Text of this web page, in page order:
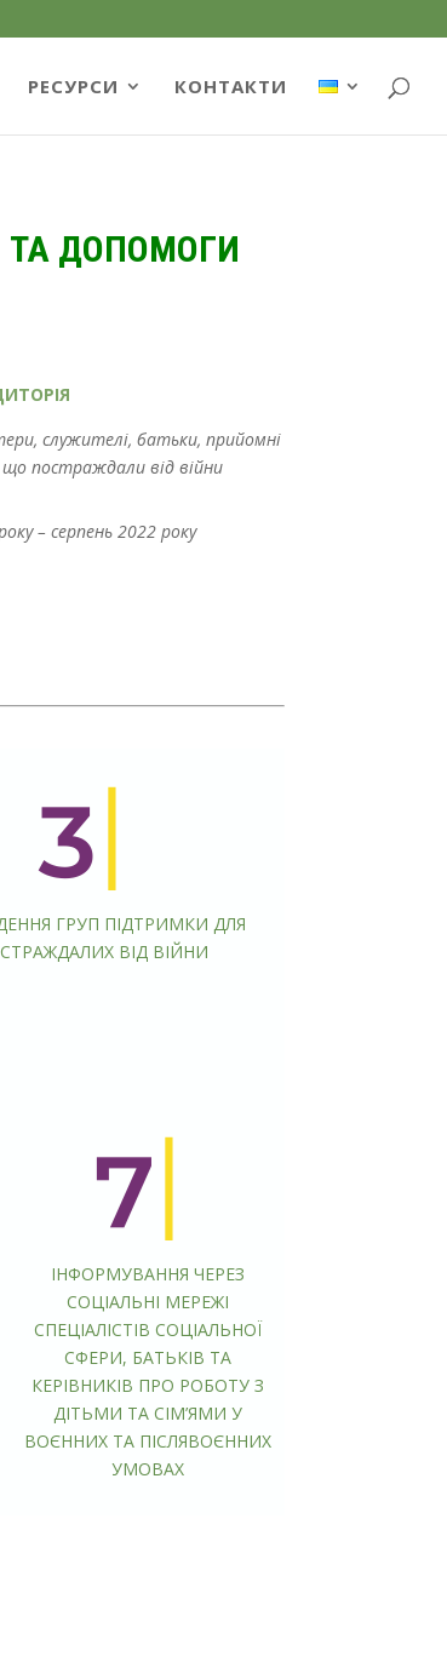
РЕСУРСИ КОНТАКТИ
ТА ДОПОМОГИ
служителі, батьки, прийомні
що постраждали від війни
– серпень2022 року
ГРУП ПІДТРИМКИ ДЛЯ
ВІД ВІЙНИ
ІНФОРМУВАННЯ ЧЕРЕЗ
СОЦІАЛЬНІ МЕРЕЖІ
СПЕЦІАЛІСТІВ СОЦІАЛЬНОЇ
СФЕРИ, БАТЬКІВ ТА
КЕРІВНИКІВ ПРО РОБОТУ З
ДІТЬМИ ТА СІМ’ЯМИ У
ВОЄННИХ ТА ПІСЛЯВОЄННИХ
УМОВАХ